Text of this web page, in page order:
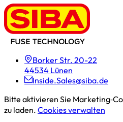
Borker Str. 20-22
44534 Lünen
Inside.Sales@siba.de
Bitte aktivieren Sie
zu laden. Cookies verwalten